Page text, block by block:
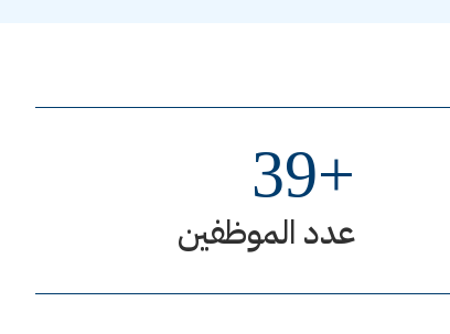
عدد الموظفين
+
39